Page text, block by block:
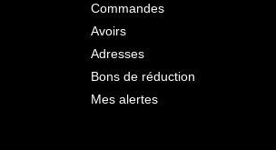
Commandes
Avoirs
Adresses
Bons de réduction
Mes alertes